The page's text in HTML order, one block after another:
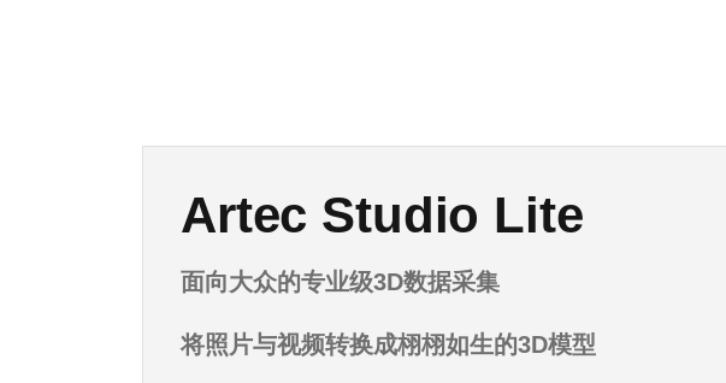
新品登场：Artec Jet
基于SLAM的高速LiDAR扫描仪
场地级3D测绘
Artec Studio Lite
面向大众的专业级3D数据采集
将照片与视频转换成栩栩如生的3D模型
Artec Studio 20
一体化软件解决方案
从采集、编辑到分析数据，生成逼真3D模型
Artec Spider II全新登场
超高分辨率。细节惊人。无需标记点。
了解更多
Artec Point II全新登场
计量级精度尽在掌握
了解更多
奥巴马总统3D模型
Artec Eva为美国总统奥巴马制作了第一款3D总统人